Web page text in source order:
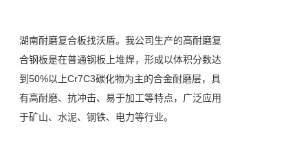
湖南耐磨复合板找沃盾。我公司生产的高耐磨复
合钢板是在普通钢板上堆焊，形成以体积分数达
到50%以上Cr7C3碳化物为主的合金耐磨层，具
有高耐磨、抗冲击、易于加工等特点，广泛应用
于矿山、水泥、钢铁、电力等行业。